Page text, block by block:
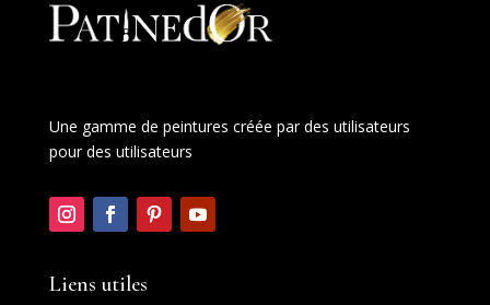
Une gamme de peintures créée par des utilisateurs
pour des utilisateurs
Liens utiles